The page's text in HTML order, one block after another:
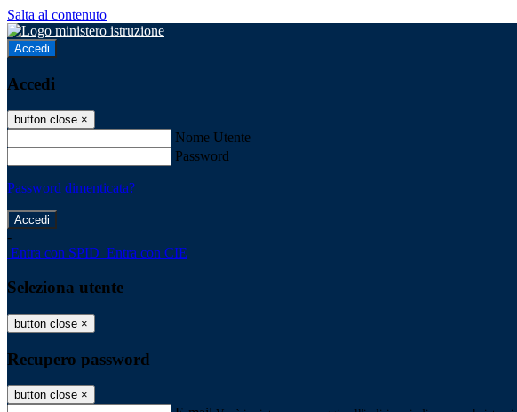
Salta al contenuto
Accedi
Accedi
button close ×
Nome Utente
Password
Password dimenticata?
-
Entra con SPID Entra con CIE
Seleziona utente
button close ×
Recupero password
button close ×